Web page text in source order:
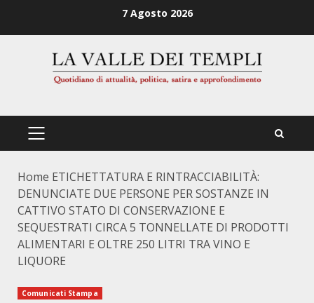
7 Agosto 2026
PRIMÄRES
Home ETICHETTATURA E RINTRACCIABILITÀ:
DENUNCIATE DUE PERSONE PER SOSTANZE IN
CATTIVO STATO DI CONSERVAZIONE E
SEQUESTRATI CIRCA 5 TONNELLATE DI PRODOTTI
ALIMENTARI E OLTRE 250 LITRI TRA VINO E
LIQUORE
Comunicati Stampa